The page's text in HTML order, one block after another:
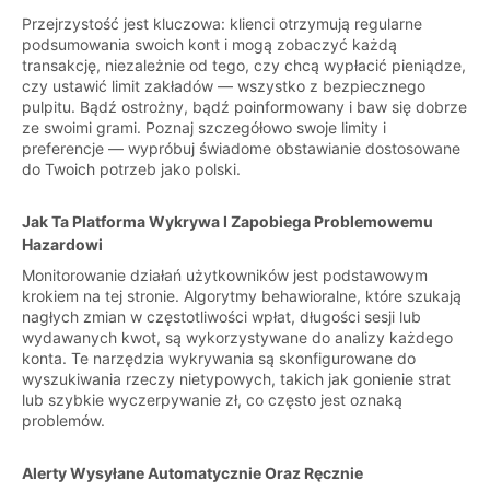
Przejrzystość jest kluczowa: klienci otrzymują regularne
podsumowania swoich kont i mogą zobaczyć każdą
transakcję, niezależnie od tego, czy chcą wypłacić pieniądze,
czy ustawić limit zakładów — wszystko z bezpiecznego
pulpitu. Bądź ostrożny, bądź poinformowany i baw się dobrze
ze swoimi grami. Poznaj szczegółowo swoje limity i
preferencje — wypróbuj świadome obstawianie dostosowane
do Twoich potrzeb jako polski.
Jak Ta Platforma Wykrywa I Zapobiega Problemowemu
Hazardowi
Monitorowanie działań użytkowników jest podstawowym
krokiem na tej stronie. Algorytmy behawioralne, które szukają
nagłych zmian w częstotliwości wpłat, długości sesji lub
wydawanych kwot, są wykorzystywane do analizy każdego
konta. Te narzędzia wykrywania są skonfigurowane do
wyszukiwania rzeczy nietypowych, takich jak gonienie strat
lub szybkie wyczerpywanie zł, co często jest oznaką
problemów.
Alerty Wysyłane Automatycznie Oraz Ręcznie